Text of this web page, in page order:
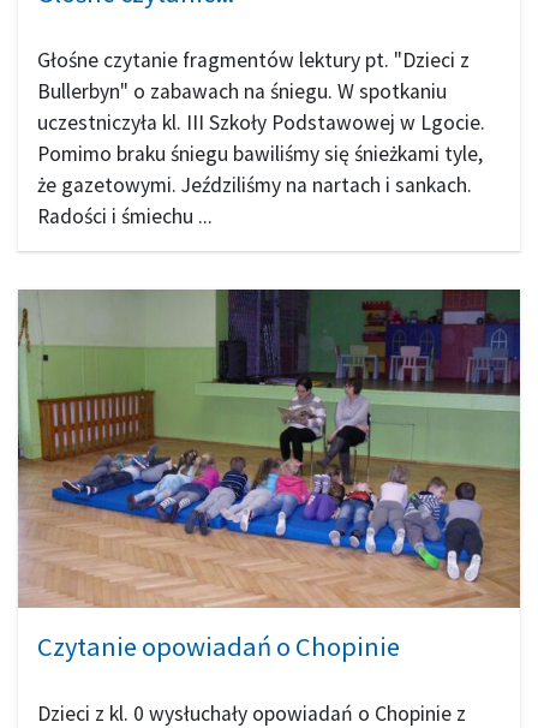
Głośne czytanie fragmentów lektury pt. "Dzieci z
Bullerbyn" o zabawach na śniegu. W spotkaniu
uczestniczyła kl. III Szkoły Podstawowej w Lgocie.
Pomimo braku śniegu bawiliśmy się śnieżkami tyle,
że gazetowymi. Jeździliśmy na nartach i sankach.
Radości i śmiechu ...
Czytanie opowiadań o Chopinie
Dzieci z kl. 0 wysłuchały opowiadań o Chopinie z